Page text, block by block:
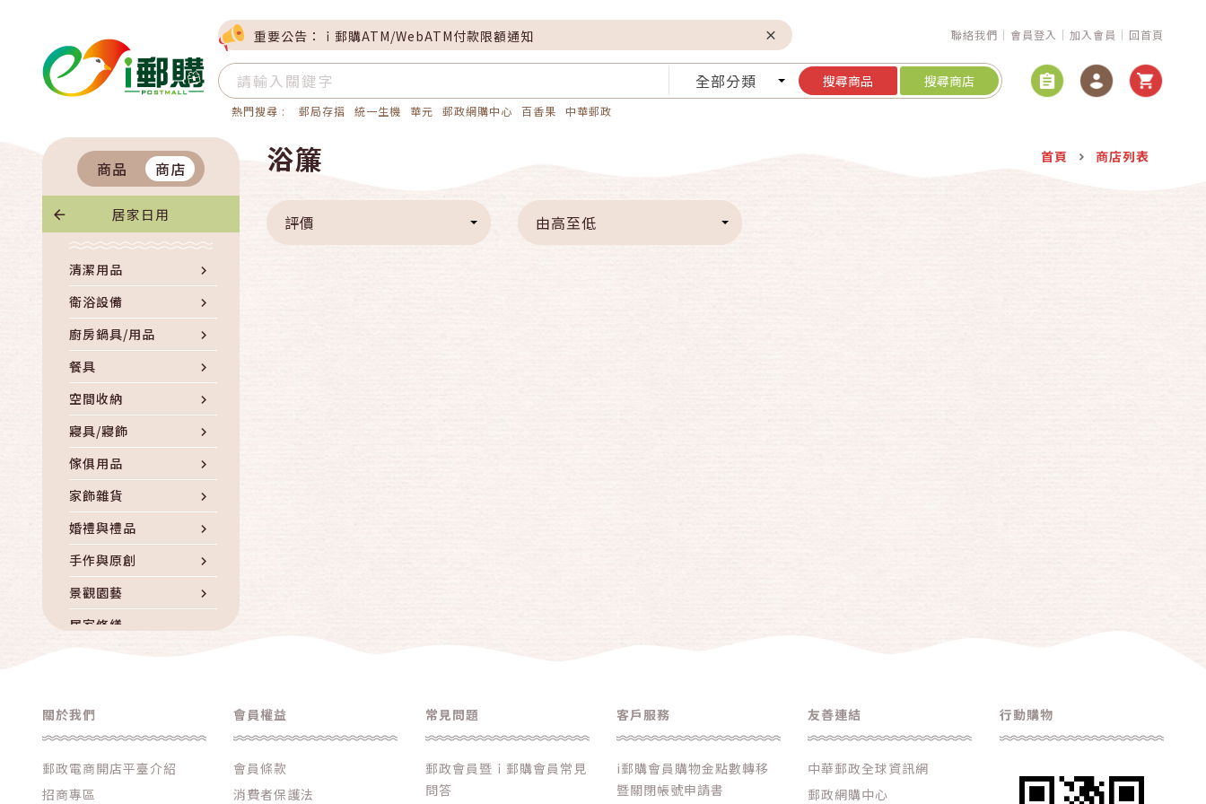
重要公告：ｉ郵購ATM/WebATM付款限額通知 聯絡我們 會員登入 加入會員 回首頁
全部分類 搜尋商品 搜尋商店
熱門搜尋 : 郵局存摺 統一生機 華元 郵政網購中心 百香果 中華郵政
商品 商店
居家日用
清潔用品
衛浴設備
廚房鍋具/用品
餐具
空間收納
寢具/寢飾
傢俱用品
家飾雜貨
婚禮與禮品
手作與原創
景觀園藝
居家修繕
其他居家生活
浴簾 首頁 商店列表
評價 由高至低
關於我們
郵政電商開店平臺介紹
招商專區
會員權益
會員條款
消費者保護法
常見問題
郵政會員暨ｉ郵購會員常見
問答
客戶服務
i郵購會員購物金點數轉移
暨關閉帳號申請書
友善連結
中華郵政全球資訊網
郵政網購中心
行動購物